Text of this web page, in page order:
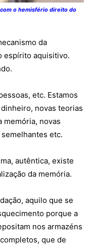
o hemisfério direito do
da
espírito aquisitivo.
etc. Estamos
novas teorias
memória, novas
etc.
autêntica, existe
da memória.
aquilo que se
porque a
nos armazéns
que de